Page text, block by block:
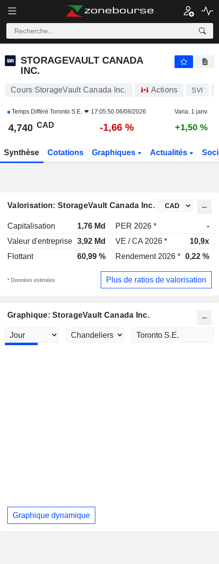
STORAGEVAULT CANADA
INC.
Cours StorageVault Canada Inc. Actions SVI
Temps Différé Toronto S.E. 17:05:50 06/08/2026 Varia. 1 janv.
4,740 CAD -1,66 % +1,50 %
Synthèse Cotations Graphiques Actualités
Valorisation: StorageVault Canada Inc.
Capitalisation 1,76 Md PER 2026 *
-
Valeur d'entreprise 3,92 Md VE / CA 2026 *
10,9x
Flottant
60,99 % Rendement 2026 * 0,22 %
* Données estimées Plus de ratios de valorisation
Graphique: StorageVault Canada Inc.
Graphique dynamique